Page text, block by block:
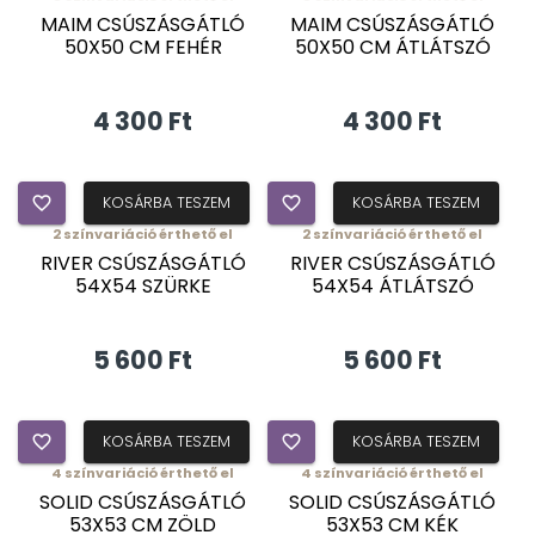
MAIM CSÚSZÁSGÁTLÓ
50X50 CM FEHÉR
4 300 Ft
favorite_border KOSÁRBA TESZEM
MAIM CSÚSZÁSGÁTLÓ
50X50 CM ÁTLÁTSZÓ
4 300 Ft
favorite_border KOSÁRBA TESZEM
2színvariáció érthető el
RIVER CSÚSZÁSGÁTLÓ
54X54 SZÜRKE
5 600 Ft
favorite_border KOSÁRBA TESZEM
2színvariáció érthető el
RIVER CSÚSZÁSGÁTLÓ
54X54 ÁTLÁTSZÓ
5 600 Ft
favorite_border KOSÁRBA TESZEM
4 színvariáció érthető el
SOLID CSÚSZÁSGÁTLÓ
53X53 CM ZÖLD
4 színvariáció érthető el
SOLID CSÚSZÁSGÁTLÓ
53X53 CM KÉK